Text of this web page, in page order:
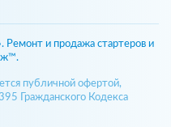
и продажа стартеров и
публичной офертой,
Гражданского Кодекса